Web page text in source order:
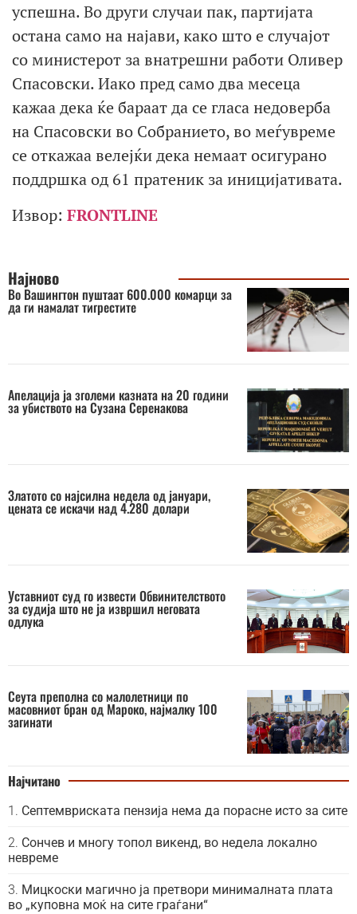
успешна. Во други случаи пак, партијата
остана само на најави, како што е случајот
со министерот за внатрешни работи Оливер
Спасовски. Иако пред само два месеца
кажаа дека ќе бараат да се гласа недоверба
на Спасовски во Собранието, во меѓувреме
се откажаа велејќи дека немаат осигурано
поддршка од 61 пратеник за иницијативата.
Извор: FRONTLINE
Најново
Во Вашингтон пуштаат 600.000 комарци за
да ги намалат тигрестите
Апелација ја зголеми казната на 20 години
за убиството на Сузана Серенакова
Златото со најсилна недела од јануари,
цената се искачи над 4.280 долари
Уставниот суд го извести Обвинителството
за судија што не ја извршил неговата
одлука
Сеута преполна со малолетници по
масовниот бран од Мароко, најмалку 100
загинати
Најчитано
Септемвриската пензија нема да порасне исто за сите
Сончев и многу топол викенд, во недела локално
невреме
Мицкоски магично ја претвори минималната плата
во „куповна моќ на сите граѓани“